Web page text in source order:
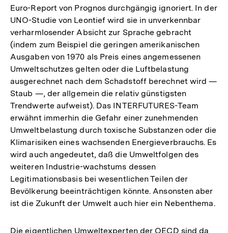
Euro-Report von Prognos durchgängig ignoriert. In der
UNO-Studie von Leontief wird sie in unverkennbar
verharmlosender Absicht zur Sprache gebracht
(indem zum Beispiel die geringen amerikanischen
Ausgaben von 1970 als Preis eines angemessenen
Umweltschutzes gelten oder die Luftbelastung
ausgerechnet nach dem Schadstoff berechnet wird —
Staub —, der allgemein die relativ günstigsten
Trendwerte aufweist). Das INTERFUTURES-Team
erwähnt immerhin die Gefahr einer zunehmenden
Umweltbelastung durch toxische Substanzen oder die
Klimarisiken eines wachsenden Energieverbrauchs. Es
wird auch angedeutet, daß die Umweltfolgen des
weiteren Industrie-wachstums dessen
Legitimationsbasis bei wesentlichen Teilen der
Bevölkerung beeinträchtigen könnte. Ansonsten aber
ist die Zukunft der Umwelt auch hier ein Nebenthema.
Die eigentlichen Umweltexperten der OECD sind da